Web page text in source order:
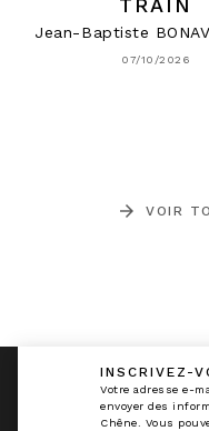
TRAIN
Jean-Baptiste
07/10/2026
arrow_forward VOIR
INSCRIVEZ-
Votre adresse e-
envoyer des
Chêne. Vous